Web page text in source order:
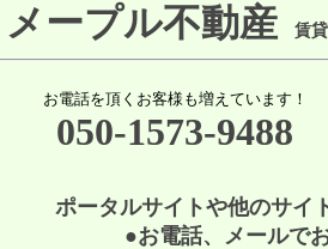
メープル不動産賃貸
お電話を頂くお客様も増えています！
050-1573-9488
ポータルサイトや他のサイ
●お電話、メールで